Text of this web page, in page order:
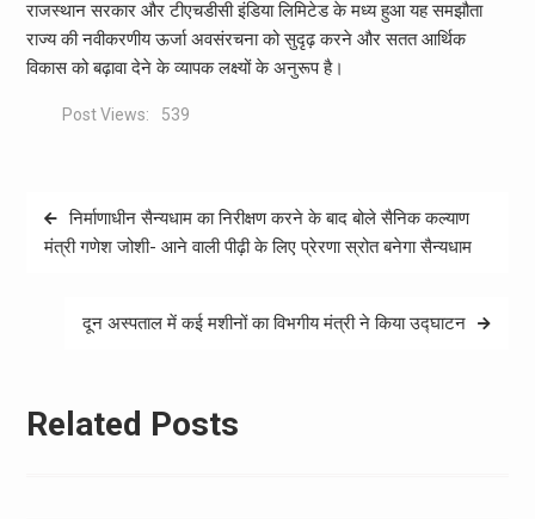
राजस्थान सरकार और टीएचडीसी इंडिया लिमिटेड के मध्य हुआ यह समझौता
राज्य की नवीकरणीय ऊर्जा अवसंरचना को सुदृढ़ करने और सतत आर्थिक
विकास को बढ़ावा देने के व्यापक लक्ष्यों के अनुरूप है।
Post Views: 539
Post
navigation
निर्माणाधीन सैन्यधाम का निरीक्षण करने के बाद बोले सैनिक कल्याण
मंत्री गणेश जोशी- आने वाली पीढ़ी के लिए प्रेरणा स्रोत बनेगा सैन्यधाम
दून अस्पताल में कई मशीनों का विभगीय मंत्री ने किया उद्घाटन
Related Posts